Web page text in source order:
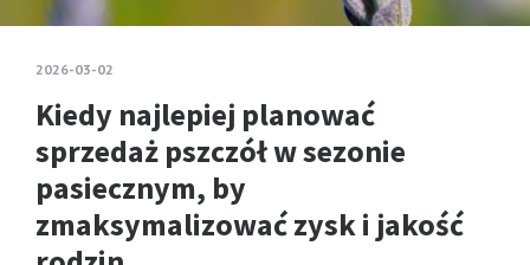
2026-03-02
Kiedy najlepiej planować
sprzedaż pszczół w sezonie
pasiecznym, by
zmaksymalizować zysk i jakość